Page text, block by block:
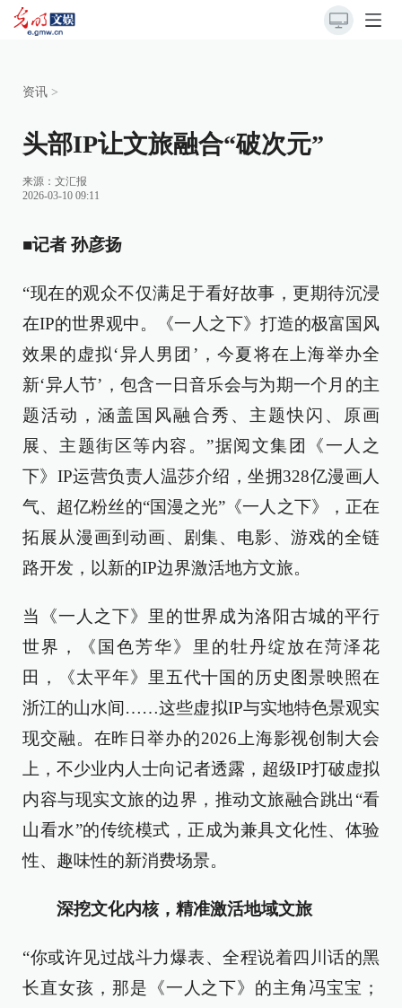
资讯 >
头部IP让文旅融合“破次元”
来源： 文汇报
2026-03-10 09:11
■记者 孙彦扬
“现在的观众不仅满足于看好故事，更期待沉浸
在IP的世界观中。《一人之下》打造的极富国风
效果的虚拟‘异人男团’，今夏将在上海举办全
新‘异人节’，包含一日音乐会与为期一个月的主
题活动，涵盖国风融合秀、主题快闪、原画
展、主题街区等内容。”据阅文集团《一人之
下》IP运营负责人温莎介绍，坐拥328亿漫画人
气、超亿粉丝的“国漫之光”《一人之下》，正在
拓展从漫画到动画、剧集、电影、游戏的全链
路开发，以新的IP边界激活地方文旅。
当《一人之下》里的世界成为洛阳古城的平行
世界，《国色芳华》里的牡丹绽放在菏泽花
田，《太平年》里五代十国的历史图景映照在
浙江的山水间……这些虚拟IP与实地特色景观实
现交融。在昨日举办的2026上海影视创制大会
上，不少业内人士向记者透露，超级IP打破虚拟
内容与现实文旅的边界，推动文旅融合跳出“看
山看水”的传统模式，正成为兼具文化性、体验
性、趣味性的新消费场景。
深挖文化内核，精准激活地域文旅
“你或许见过战斗力爆表、全程说着四川话的黑
长直女孩，那是《一人之下》的主角冯宝宝；